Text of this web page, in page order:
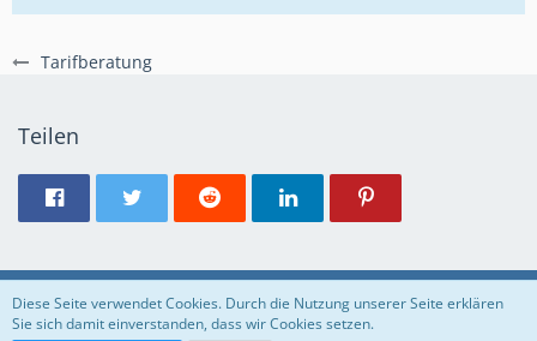
Tarifberatung
Teilen
Regeln Datenschutzerklärung Impressum
Diese Seite verwendet Cookies. Durch die Nutzung unserer Seite erklären
Sie sich damit einverstanden, dass wir Cookies setzen.